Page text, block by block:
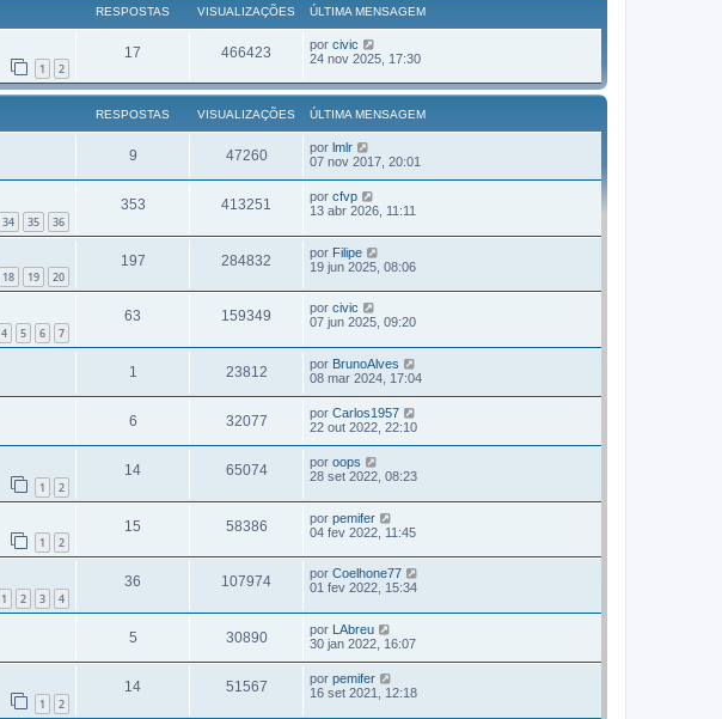
RESPOSTAS VISUALIZAÇÕES ÚLTIMA MENSAGEM
1 2
17 466423 por civic
24 nov 2025, 17:30
RESPOSTAS VISUALIZAÇÕES ÚLTIMA MENSAGEM
9 47260 por lmlr
07 nov 2017, 20:01
34 35 36
353 413251 por cfvp
13 abr 2026, 11:11
18 19 20
197 284832 por Filipe
19 jun 2025, 08:06
4 5 6 7
63 159349 por civic
07 jun 2025, 09:20
1 23812 por BrunoAlves
08 mar 2024, 17:04
6 32077 por Carlos1957
22 out 2022, 22:10
1 2
14 65074 por oops
28 set 2022, 08:23
1 2
15 58386 por pemifer
04 fev 2022, 11:45
1 2 3 4
36 107974 por Coelhone77
01 fev 2022, 15:34
5 30890 por LAbreu
30 jan 2022, 16:07
1 2
14 51567 por pemifer
16 set 2021, 12:18